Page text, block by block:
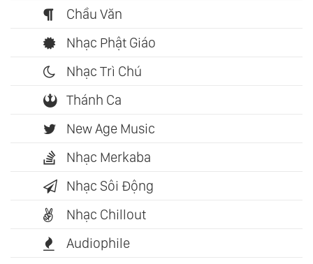
Chầu Văn
Nhạc Phật Giáo
Nhạc Trì Chú
Thánh Ca
New Age Music
Nhạc Merkaba
Nhạc Sôi Động
Nhạc Chillout
Audiophile